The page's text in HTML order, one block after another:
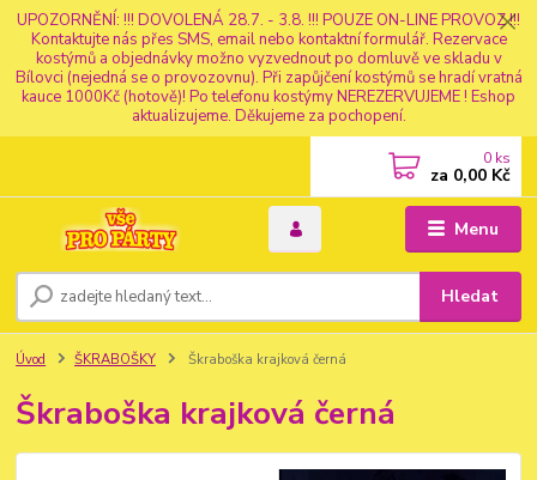
UPOZORNĚNÍ: !!! DOVOLENÁ 28.7. - 3.8. !!! POUZE ON-LINE PROVOZ !!!
Kontaktujte nás přes SMS, email nebo kontaktní formulář. Rezervace
kostýmů a objednávky možno vyzvednout po domluvě ve skladu v
Bílovci (nejedná se o provozovnu). Při zapůjčení kostýmů se hradí vratná
kauce 1000Kč (hotově)! Po telefonu kostýmy NEREZERVUJEME ! Eshop
aktualizujeme. Děkujeme za pochopení.
Menu
Hledat
0 ks
za 0,00 Kč
Úvod ŠKRABOŠKY Škraboška krajková černá
Škraboška krajková černá